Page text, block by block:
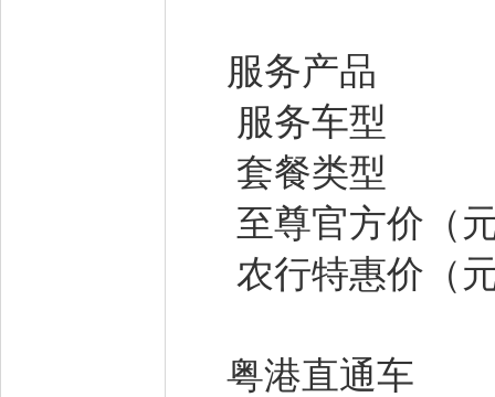
服务产品
服务车型
套餐类型
至尊官方价（
农行特惠价（
粤港直通车